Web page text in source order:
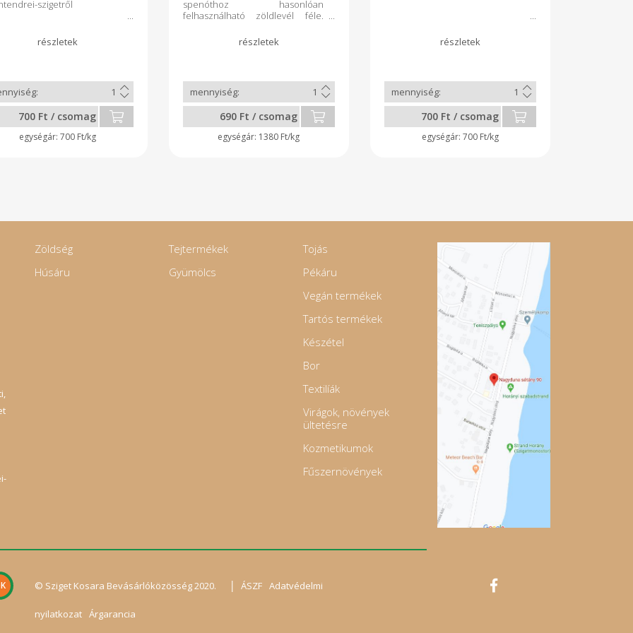
szigetről
700 Ft / csomag
700 Ft/kg
spenóthoz hasonlóan
felhasználható zöldlevél féle.
felhasználható, pl a spárgához
690 Ft / csomag
1380 Ft/kg
700 Ft / csomag
700 Ft/kg
Zöldség
Húsáru
Tejtermékek
Gyümölcs
Tojás
Pékáru
Vegán termékek
Tartós termékek
Készétel
Bor
Textilíák
Virágok, növények
ültetésre
Kozmetikumok
Fűszernövények
© Sziget Kosara Bevásárlóközösség 2020. | ÁSZF Adatvédelmi
nyilatkozat Árgarancia